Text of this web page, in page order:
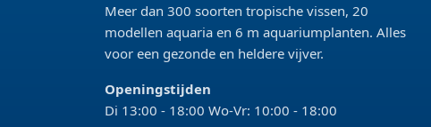
Meer dan 300 soorten tropische vissen, 20
modellen aquaria en 6 m aquariumplanten. Alles
voor een gezonde en heldere vijver.
Openingstijden
Di 13:00 - 18:00 Wo-Vr: 10:00 - 18:00